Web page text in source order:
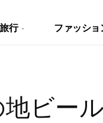
行 ファッショ
ビー